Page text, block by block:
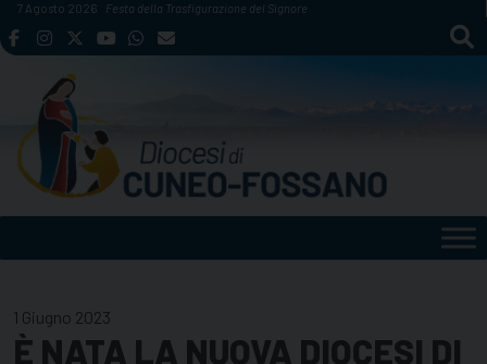
Skip
to
7 Agosto 2026 Festa della Trasfigurazione del Signore
1 Giugno 2023
È NATA LA NUOVA DIOCESI DI